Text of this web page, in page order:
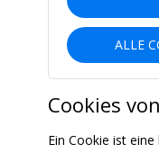
ALLE
Cookies
Ein Cookie ist